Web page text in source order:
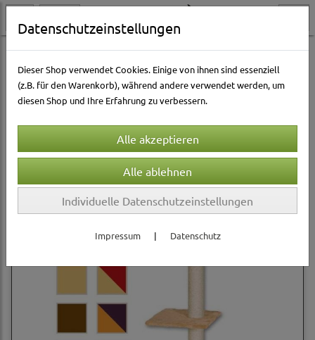
Katzenwelt Kratzbäume & -möbel
Sortierung wählen
Datenschutzeinstellungen
Dieser Shop verwendet Cookies. Einige von ihnen sind essenziell
(z.B. für den Warenkorb), während andere verwendet werden, um
diesen Shop und Ihre Erfahrung zu verbessern.
Individuelle Datenschutzeinstellungen
Impressum | Datenschutz